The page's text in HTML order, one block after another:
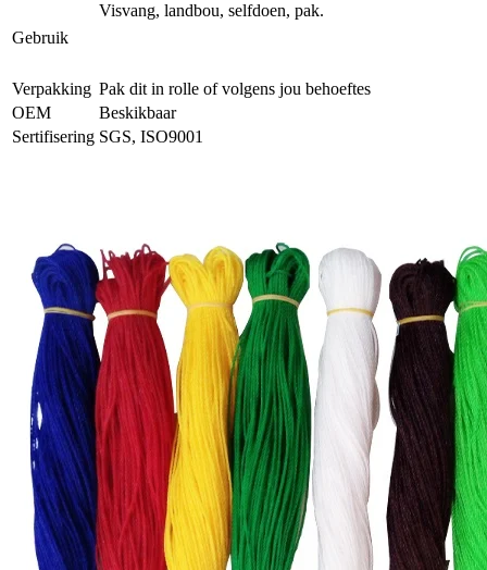
Gebruik
Visvang, landbou, selfdoen, pak.
Verpakking Pak dit in rolle of volgens jou behoeftes
OEM
Beskikbaar
Sertifisering SGS, ISO9001